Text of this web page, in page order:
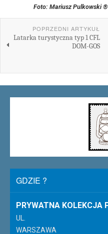
Foto: Mariusz Pulkowski
POPRZEDNI ARTYKUŁ
Latarka turystyczna typ 1 CFL
DOM-GOS
GDZIE ?
PRYWATNA KOLEKCJA
UL.
WARSZAWA